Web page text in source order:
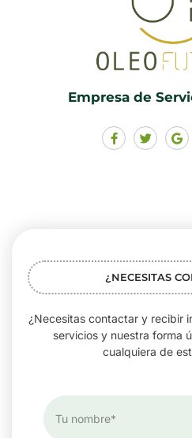
Empresa de
¿NECESITAS
¿Necesitas contactar y recibir
servicios y nuestra forma
cualquiera de